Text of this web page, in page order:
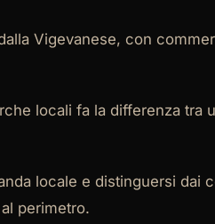
Vigevanese, con
locali fa la differenza tra
locale e distinguersi dai
perimetro.